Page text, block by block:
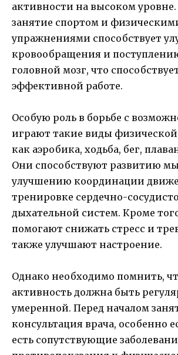
активности на высоком уровне.
занятие спортом и
упражнениями способствует
кровообращения и
головной мозг, что
эффективной работе.
Особую роль в борьбе с
играют такие виды
как аэробика, ходьба, бег,
Они способствуют развитию
улучшению координации
тренировке сердечно-
дыхательной систем. Кроме
помогают снижать стресс и
также улучшают настроение.
Однако необходимо помнить,
активность должна быть
умеренной. Перед началом
консультация врача, особенно
есть сопутствующие